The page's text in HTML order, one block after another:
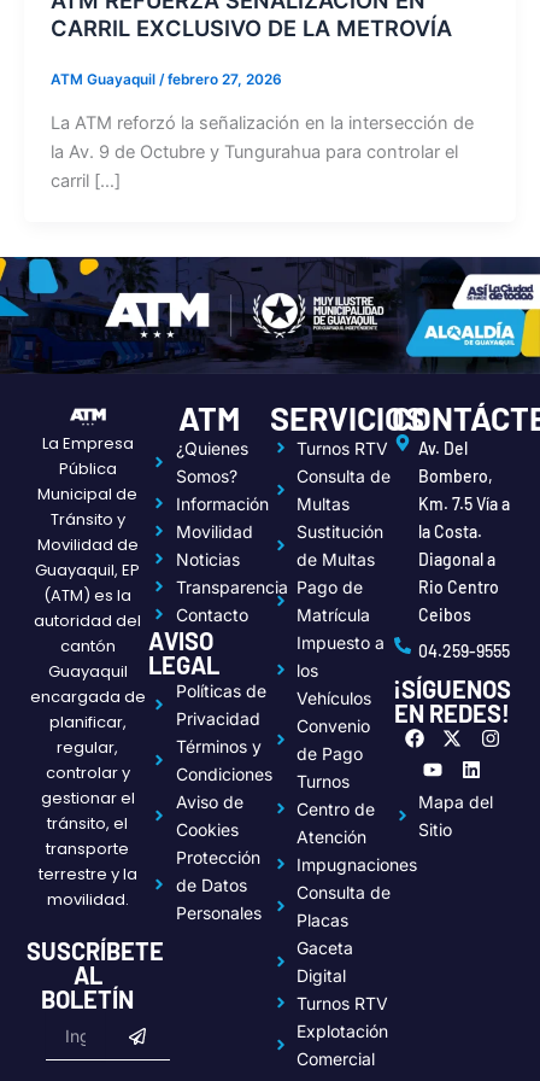
CARRIL EXCLUSIVO DE LA METROVÍA
ATM Guayaquil /febrero 27, 2026
La ATM reforzó la señalización en la intersección de
la Av. 9 de Octubre y Tungurahua para controlar el
carril […]
La Empresa
Pública
Municipal de
Tránsito y
Movilidad de
Guayaquil, EP
(ATM) es la
autoridad del
cantón
Guayaquil
encargada de
planificar,
regular,
controlar y
gestionar el
tránsito, el
transporte
terrestre y la
movilidad.
SUSCRÍBETE
AL
BOLETÍN
ATM
¿Quienes
Somos?
Información
Movilidad
Noticias
Transparencia
Contacto
AVISO
LEGAL
Políticas de
Privacidad
Términos y
Condiciones
Aviso de
Cookies
Protección
de Datos
Personales
SERVICIOS
Turnos RTV
Consulta de
Multas
Sustitución
de Multas
Pago de
Matrícula
Impuesto a
los
Vehículos
Convenio
de Pago
Turnos
Centro de
Atención
Impugnaciones
Consulta de
Placas
Gaceta
Digital
Turnos RTV
Explotación
Comercial
Av. Del
Bombero,
Km. 7.5 Vía a
la Costa.
Diagonal a
Rio Centro
Ceibos
04.259-9555
¡SÍGUENOS
EN REDES!
F
a
c
e
b
o
k
X
-
i
t
I
n
t
a
Y
u
t
u
b
n
k
e
Mapa del
Sitio